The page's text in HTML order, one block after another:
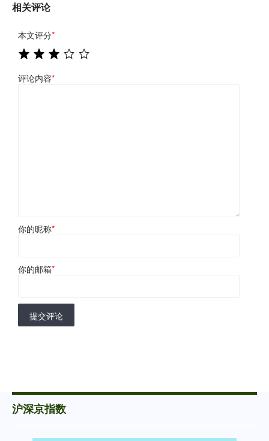
相关评论
本文评分*
评论内容*
你的昵称*
你的邮箱*
提交评论
沪深京指数